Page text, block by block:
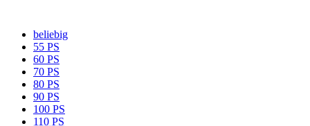
beliebig
55 PS
60 PS
70 PS
80 PS
90 PS
100 PS
110 PS